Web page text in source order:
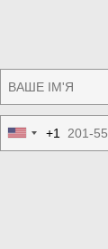
United
States
+1